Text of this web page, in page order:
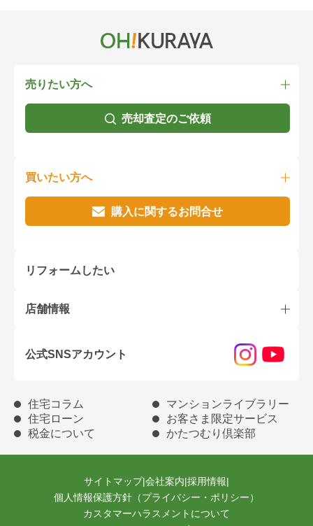
売りたい方へ
売却査定のご依頼
買いたい方へ
購入に関するお問合せ
リフォームしたい
店舗情報
公式SNSアカウント
住宅コラム
マンションライブラリー
住宅ローン
お客さま限定サービス
税金について
かたつむり倶楽部
サイトマップ|会社案内|採用情報|
個人情報保護方針（プライバシー・ポリシー）
カスタマーハラスメントについて